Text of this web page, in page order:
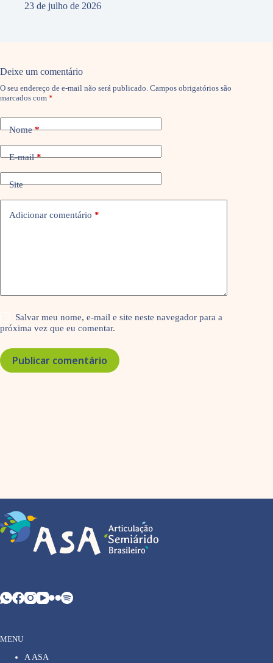
23 de julho de 2026
Deixe um comentário
O seu endereço de e-mail não será publicado. Campos obrigatórios são
marcados com *
Nome*
E-mail*
Site
Adicionar comentário *
Salvar meu nome, e-mail e site neste navegador para a
próxima vez que eu comentar.
Publicar comentário
MENU
A ASA